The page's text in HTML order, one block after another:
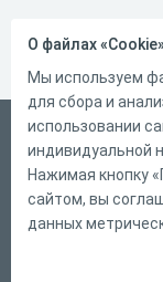
Русский
Справка
Форма
О файлах
Мы используем
для сбора и
использовании
индивидуальной
Нажимая кнопку
сайтом, вы
данных